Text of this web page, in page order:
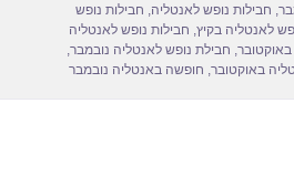
, חבילות נופש לאנטליה, חבילות נופש
לאנטליה בקיץ, חבילות נופש לאנטליה
, חבילת נופש לאנטליה נובמבר,
באוקטובר, חופשה באנטליה נובמבר